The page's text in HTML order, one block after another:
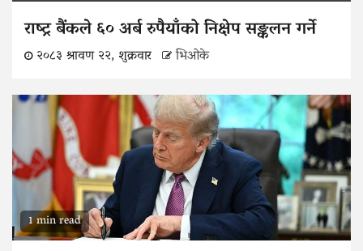
राष्ट्र बैंकले ६० अर्ब रुपैयाँको निक्षेप सङ्कलन गर्ने
२०८३ श्रावण २२, शुक्रवार भिओके
1 min read